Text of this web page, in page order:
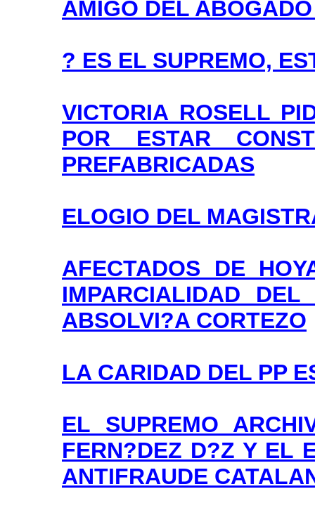
AMIGO DEL
? ES EL SUPREMO,
VICTORIA ROSELL
POR ESTAR
PREFABRICADAS
ELOGIO DEL
AFECTADOS DE
IMPARCIALIDAD
ABSOLVI?A CORTEZO
LA CARIDAD DEL PP
EL SUPREMO
FERN?DEZ D?Z Y EL
ANTIFRAUDE